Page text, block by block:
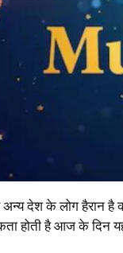
देश के लोग हैरान है
होती है आज के